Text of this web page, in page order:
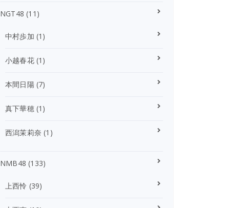
NGT48 (11)
中村歩加 (1)
小越春花(1)
本間日陽(7)
真下華穂(1)
西潟茉莉奈 (1)
NMB48 (133)
上西怜 (39)